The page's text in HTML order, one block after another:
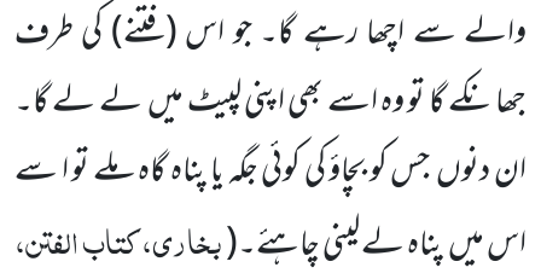
والے سے اچھا رہے گا۔ جو اس(فتنے)کی طرف
جھانکے گا تو وہ اسے بھی اپنی لپیٹ میںلے لے گا۔
ان دنوںجس کو بچاؤ کی کوئی جگہ یا پناہ گاہ ملے تو ا سے
اس میںپناہ لے لینی چاہئے۔(بخاری، کتاب الفتن،